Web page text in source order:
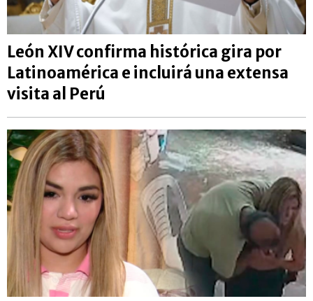
León XIV confirma histórica gira por
Latinoamérica e incluirá una extensa
visita al Perú